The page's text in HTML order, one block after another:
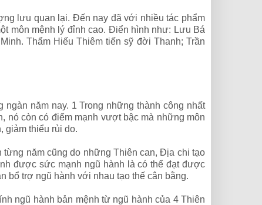
lưu quan lại. Đến nay đã với nhiều tác phẩm
môn mệnh lý đỉnh cao. Điển hình như: Lưu Bá
Thẩm Hiếu Thiêm tiến sỹ đời Thanh; Trần
năm nay. 1 Trong những thành công nhất
nó còn có điểm mạnh vượt bậc mà những môn
giảm thiểu rủi do.
từng năm cũng do những Thiên can, Địa chi tạo
được sức mạnh ngũ hành là có thể đạt được
bổ trợ ngũ hành với nhau tạo thế cân bằng.
ngũ hành bản mệnh từ ngũ hành của 4 Thiên